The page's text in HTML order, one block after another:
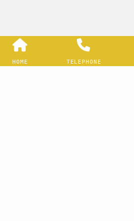
HOME TELEPHONE